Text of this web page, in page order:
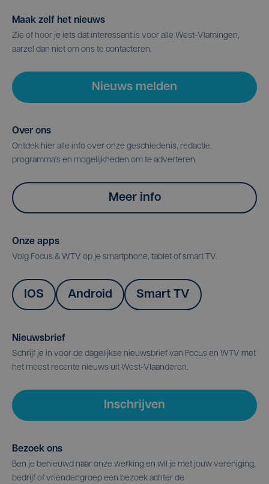
Maak zelf het nieuws
Zie of hoor je iets dat interessant is voor alle West-Vlamingen,
aarzel dan niet om ons te contacteren.
Nieuws melden
Over ons
Ontdek hier alle info over onze geschiedenis, redactie,
programma's en mogelijkheden om te adverteren.
Meer info
Onze apps
Volg Focus & WTV op je smartphone, tablet of smart TV.
IOS Android Smart TV
Nieuwsbrief
Schrijf je in voor de dagelijkse nieuwsbrief van Focus en WTV met
het meest recente nieuws uit West-Vlaanderen.
Inschrijven
Bezoek ons
Ben je benieuwd naar onze werking en wil je met jouw vereniging,
bedrijf of vriendengroep een bezoek achter de